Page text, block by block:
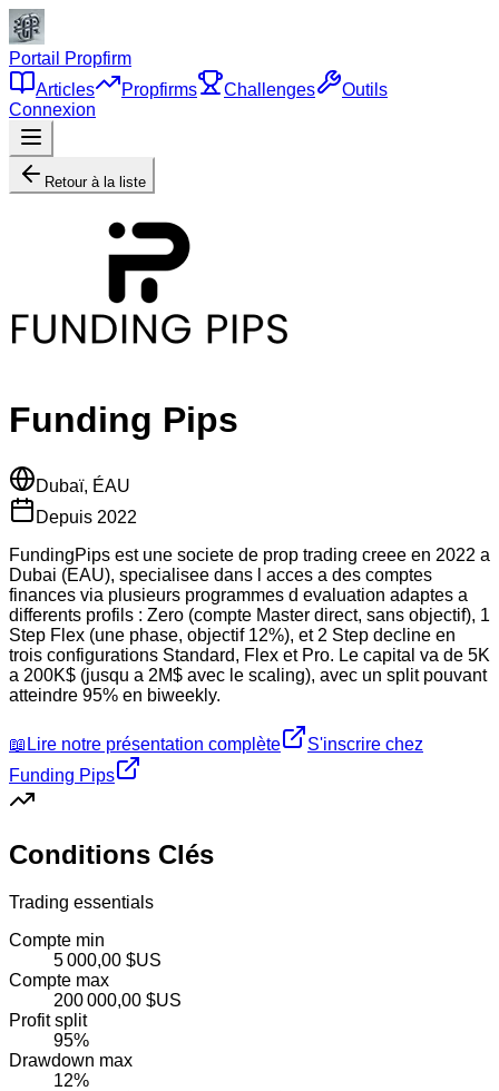
Portail Propfirm
Articles
Propfirms Challenges
Outils
Connexion
Retour à la liste
Funding Pips
Dubaï, ÉAU
Depuis 2022
FundingPips est une societe de prop trading creee en 2022 a
Dubai (EAU), specialisee dans l acces a des comptes
finances via plusieurs programmes d evaluation adaptes a
differents profils : Zero (compte Master direct, sans objectif), 1
Step Flex (une phase, objectif 12%), et 2 Step decline en
trois configurations Standard, Flex et Pro. Le capital va de 5K
a 200K$ (jusqu a 2M$ avec le scaling), avec un split pouvant
atteindre 95% en biweekly.
📖 Lire notre présentation complète
S'inscrire chez
Funding Pips
Conditions Clés
Trading essentials
Compte min
5 000,00 $US
Compte max
200 000,00 $US
Profit split
95%
Drawdown max
12%